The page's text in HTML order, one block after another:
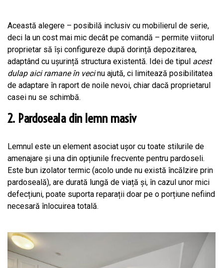
Această alegere – posibilă inclusiv cu mobilierul de serie,
deci la un cost mai mic decât pe comandă – permite viitorul
proprietar să își configureze după dorință depozitarea,
adaptând cu ușurință structura existentă. Idei de tipul acest
dulap aici ramane în vecinu ajută, ci limitează posibilitatea
de adaptare în raport de noile nevoi, chiar dacă proprietarul
casei nu se schimbă.
2. Pardoseala din lemn masiv
Lemnul este un element asociat ușor cu toate stilurile de
amenajare și una din opțiunile frecvente pentru pardoseli.
Este bun izolator termic (acolo unde nu există încălzire prin
pardoseală), are durată lungă de viață și, în cazul unor mici
defecțiuni, poate suporta reparații doar pe o porțiune nefiind
necesară înlocuirea totală.